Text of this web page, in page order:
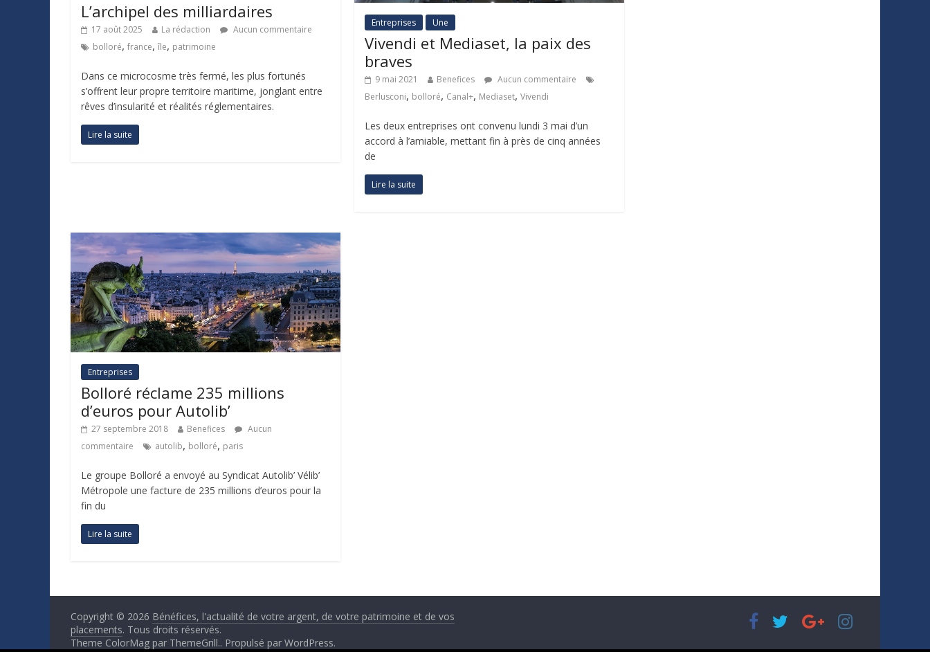
L’archipel des milliardaires
17 août 2025 La rédaction
Aucun commentaire
bolloré, france,île, patrimoine
Dans ce microcosme très fermé, les plus fortunés
s’offrent leur propre territoire maritime, jonglant entre
rêves d’insularité et réalités réglementaires.
Lire la suite
Entreprises Une
Vivendi et Mediaset, la paix des
braves
9 mai 2021 Benefices
Aucun commentaire
Berlusconi, bolloré, Canal+, Mediaset,Vivendi
Les deux entreprises ont convenu lundi 3 mai d’un
accord à l’amiable, mettant fin à près de cinq années
de
Lire la suite
Entreprises
Bolloré réclame 235 millions
d’euros pour Autolib’
27 septembre 2018 Benefices
Aucun
commentaire
autolib, bolloré, paris
Le groupe Bolloré a envoyé au Syndicat Autolib’ Vélib’
Métropole une facture de 235 millions d’euros pour la
fin du
Lire la suite
Copyright © 2026 Bénéfices, l'actualité de votre argent, de votre patrimoine et de vos
placements. Tous droits réservés.
Theme ColorMag par ThemeGrill.. Propulsé par WordPress.